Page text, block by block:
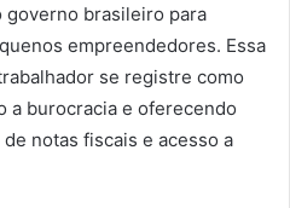
governo brasileiro para
empreendedores. Essa
se registre como
a burocracia e oferecendo
notas fiscais e acesso a